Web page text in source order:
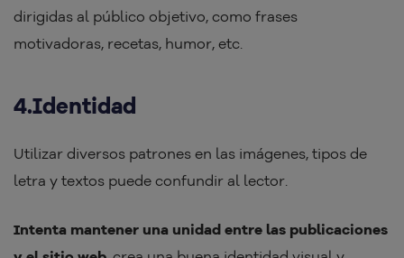
dirigidas al público objetivo, como frases
motivadoras, recetas, humor, etc.
4.Identidad
Utilizar diversos patrones en las imágenes, tipos de
letra y textos puede confundir al lector.
Intenta mantener una unidad entre las publicaciones